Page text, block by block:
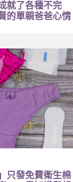
就了各種不完
的單親爸爸心情
只發免費衛生棉